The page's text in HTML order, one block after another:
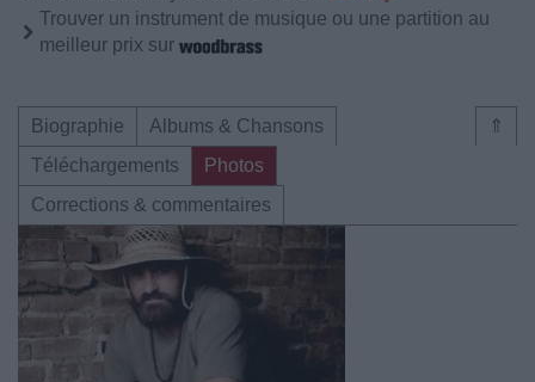
Trouver un instrument de musique ou une partition au
meilleur prix sur
⇑
Biographie
Albums & Chansons
Téléchargements
Photos
Corrections & commentaires